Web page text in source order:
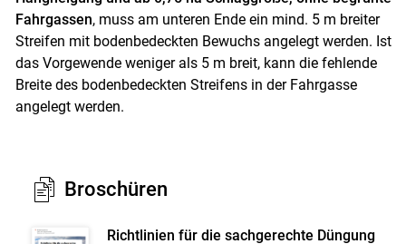
Fahrgassen, muss am unteren Ende ein mind. 5 m breiter
Streifen mit bodenbedeckten Bewuchs angelegt werden. Ist
das Vorgewende weniger als 5 m breit, kann die fehlende
Breite des bodenbedeckten Streifens in der Fahrgasse
angelegt werden.
Broschüren
Richtlinien für die sachgerechte Düngung